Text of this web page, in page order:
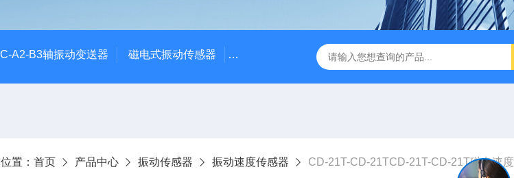
A2-B3轴振动变送器 磁电式振动传感器 NE3100电涡流位移传感器 三轴振动传感器 加速度
置： 首页 产品中心 振动传感器 振动速度传感器 CD-21T-CD-21TCD-21T-CD-21T磁电速